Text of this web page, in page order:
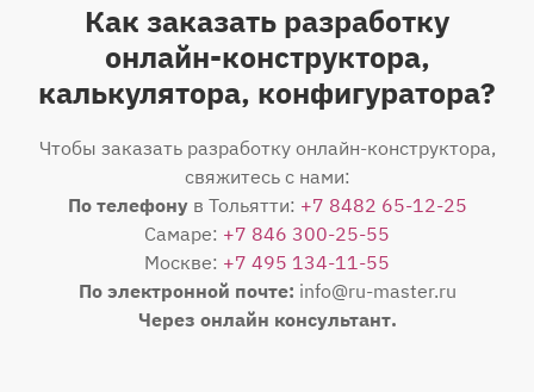
Как заказать разработку
онлайн-конструктора,
калькулятора, конфигуратора?
Чтобы заказать разработку онлайн-конструктора,
свяжитесь с нами:
По телефонув Тольятти: +7 8482 65-12-25
Самаре: +7 846 300-25-55
Москве: +7 495 134-11-55
По электронной почте: info@ru-master.ru
Через онлайн консультант.